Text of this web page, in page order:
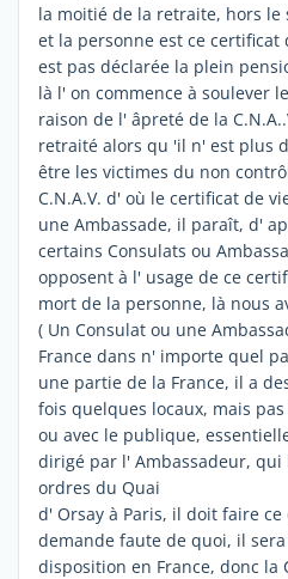
la moitié de la retraite, hors le
et la personne est ce
est pas déclarée la plein
là l' on commence à soulever
raison de l' âpreté de la
retraité alors qu 'il n' est plus
être les victimes du non
C.N.A.V. d' où le certificat de
une Ambassade, il paraît, d'
certains Consulats ou
opposent à l' usage de ce
mort de la personne, là nous
( Un Consulat ou une
France dans n' importe quel
une partie de la France, il a
fois quelques locaux, mais
ou avec le publique,
dirigé par l' Ambassadeur, qui
ordres du Quai
d' Orsay à Paris, il doit faire
demande faute de quoi, il
disposition en France, donc la